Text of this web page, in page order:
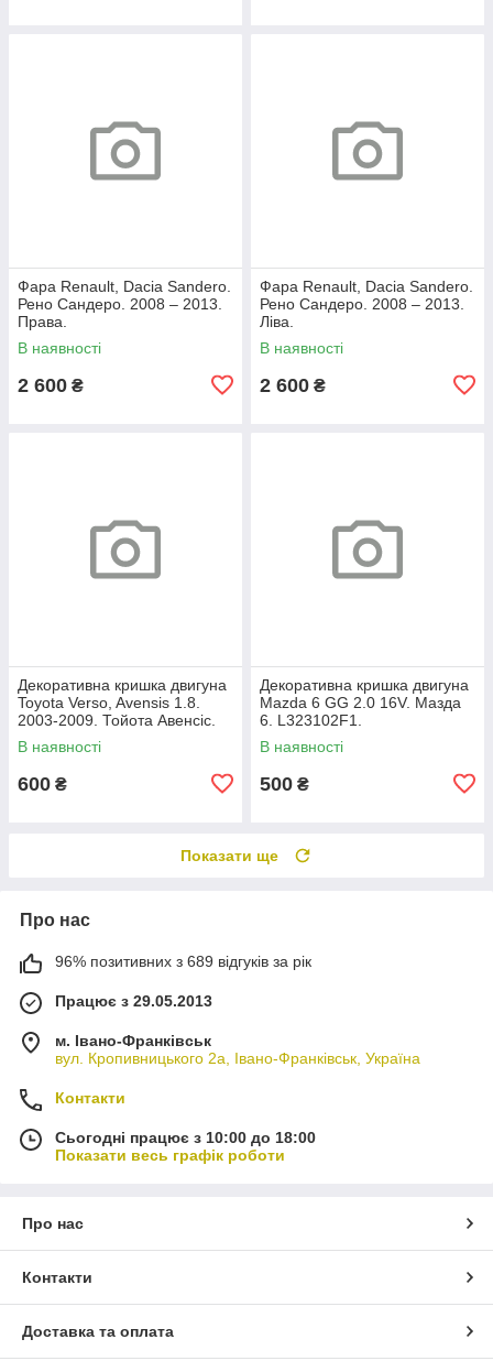
Фара Renault, Dacia Sandero.
Рено Сандеро. 2008 – 2013.
Права.
В наявності
2 600 ₴
Фара Renault, Dacia Sandero.
Рено Сандеро. 2008 – 2013.
Ліва.
В наявності
2 600 ₴
Декоративна кришка двигуна
Toyota Verso, Avensis 1.8.
2003-2009. Тойота Авенсіс.
112120D080.
В наявності
600 ₴
Декоративна кришка двигуна
Mazda 6 GG 2.0 16V. Мазда
6. L323102F1.
В наявності
500 ₴
Показати ще
Про нас
96% позитивних з 689 відгуків за рік
Працює з 29.05.2013
м. Івано-Франківськ
вул. Кропивницького 2а, Івано-Франківськ, Україна
Контакти
Сьогодні працює з 10:00 до 18:00
Показати весь графік роботи
Про нас
Контакти
Доставка та оплата